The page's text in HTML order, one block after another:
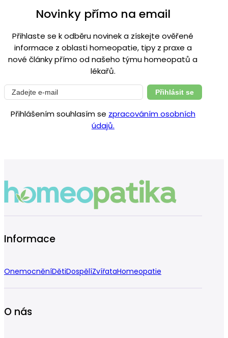
Novinky přímo na email
Přihlaste se k odběru novinek a získejte ověřené
informace z oblasti homeopatie, tipy z praxe a
nové články přímo od našeho týmu homeopatů a
lékařů.
Přihlásit se
Přihlášením souhlasím se zpracováním osobních
údajů.
Informace
OnemocněníDětiDospělíZvířataHomeopatie
O nás